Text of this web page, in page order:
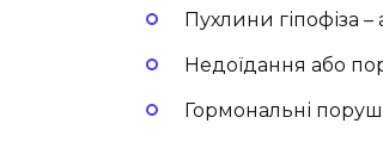
Пухлини гіпофіза
Недоїдання або
Гормональні